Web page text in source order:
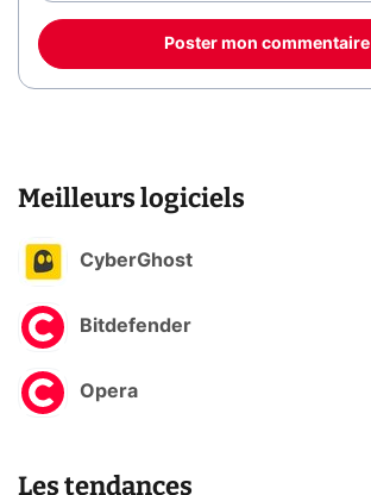
Poster mon commentaire
Meilleurs logiciels
CyberGhost
Bitdefender
Opera
Les tendances